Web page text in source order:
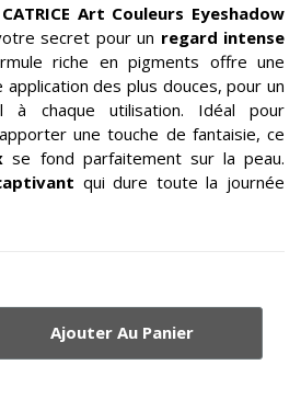
CATRICE Art Couleurs Eyeshadow
secret pour un regard intense
riche en pigments offre une
des plus douces, pour un
à chaque utilisation. Idéal pour
une touche de fantaisie, ce
se fond parfaitement sur la peau.
qui dure toute la journée
Ajouter Au Panier